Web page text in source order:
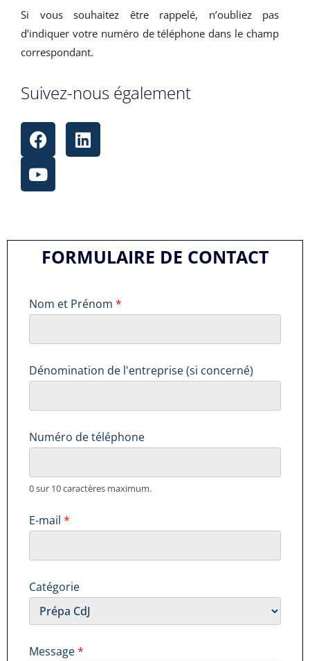
Si vous souhaitez être rappelé, n’oubliez pas
d’indiquer votre numéro de téléphone dans le champ
correspondant.
Suivez-nous également
FORMULAIRE DE CONTACT
l
'
n
r
e
r
s
e
c
c
r
d
t
Nom et Prénom *
Dénomination de l'entreprise (si concerné)
Numéro de téléphone
0 sur 10 caractères maximum.
E-mail *
Catégorie
Message*